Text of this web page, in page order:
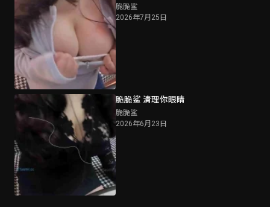
脆脆鲨
2026年7月25日
脆脆鲨 清理你眼睛
脆脆鲨
2026年6月23日